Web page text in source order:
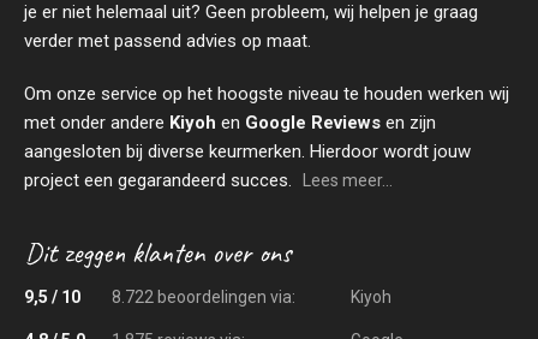
je er niet helemaal uit? Geen probleem, wij helpen je graag
verder met passend advies op maat.
Om onze service op het hoogste niveau te houden werken wij
met onder andere Kiyoh en Google Reviews en zijn
aangesloten bij diverse keurmerken. Hierdoor wordt jouw
project een gegarandeerd succes.
Lees meer...
9,5 / 10 8.722 beoordelingen via: Kiyoh